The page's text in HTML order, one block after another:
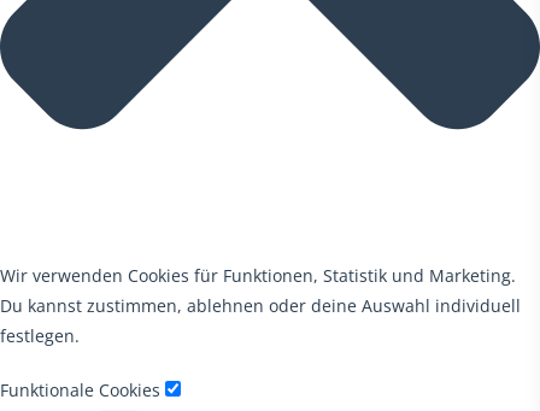
Wir verwenden Cookies für Funktionen, Statistik und Marketing.
Du kannst zustimmen, ablehnen oder deine Auswahl individuell
festlegen.
Funktionale Cookies